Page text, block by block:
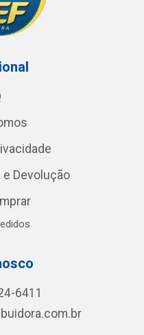
e Devolução
6411